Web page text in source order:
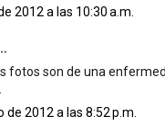
2012 a las 10:30 a.m.
fotos son de una
de 2012 a las 8:52 p.m.